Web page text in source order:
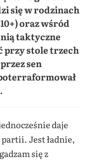
się w rodzinach
oraz wśród
taktyczne
przy stole trzech
sen
daje
Jest ładnie,
się z